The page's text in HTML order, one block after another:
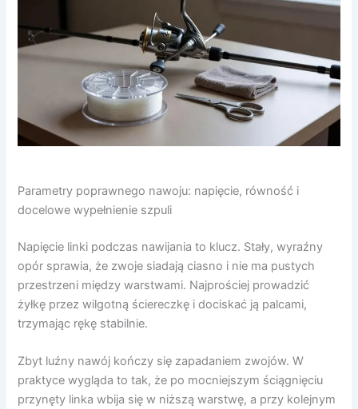
Parametry poprawnego nawoju: napięcie, równość i
docelowe wypełnienie szpuli
Napięcie linki podczas nawijania to klucz. Stały, wyraźny
opór sprawia, że zwoje siadają ciasno i nie ma pustych
przestrzeni między warstwami. Najprościej prowadzić
żyłkę przez wilgotną ściereczkę i dociskać ją palcami,
trzymając rękę stabilnie.
Zbyt luźny nawój kończy się zapadaniem zwojów. W
praktyce wygląda to tak, że po mocniejszym ściągnięciu
przynęty linka wbija się w niższą warstwę, a przy kolejnym